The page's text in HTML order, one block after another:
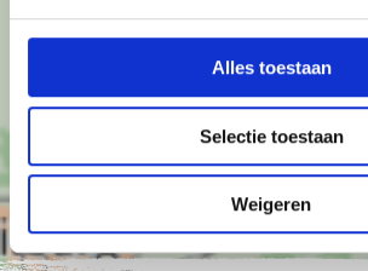
Alles toestaan
Selectie toestaan
Weigeren